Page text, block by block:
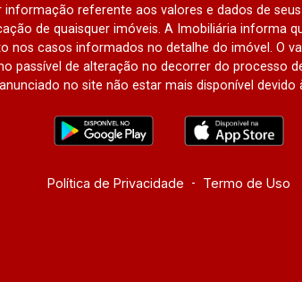
referente aos valores e dados de
de quaisquer imóveis. A Imobiliária informa
casos informados no detalhe do imóvel. O
passível de alteração no decorrer do processo
no site não estar mais disponível devido
Política de Privacidade - Termo de Uso